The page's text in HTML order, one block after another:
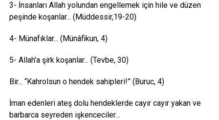
3- İnsanları Allah yolundan engellemek için hile ve düzen
peşinde koşanlar... (Müddessir,19-20)
4- Münafıklar... (Münâfikun, 4)
5- Allah'a şirk koşanlar... (Tevbe, 30)
Bir... “Kahrolsun o hendek sahipleri!” (Buruc, 4)
İman edenleri ateş dolu hendeklerde cayır cayır yakan ve
barbarca seyreden işkenceciler…